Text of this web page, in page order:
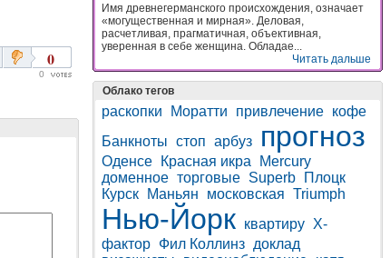
0
0
Имя древнегерманского происхождения, означает
«могущественная и мирная». Деловая,
расчетливая, прагматичная, объективная,
уверенная в себе женщина. Обладае...
Читать дальше
Облако тегов
раскопки Моратти привлечение кофе
Банкноты стоп арбуз прогноз
Оденсе Красная икра
Mercury
доменное торговые Superb
Плоцк
Курск
Маньян московская Triumph
Нью-Йорк квартиру Х-
фактор Фил Коллинз доклад